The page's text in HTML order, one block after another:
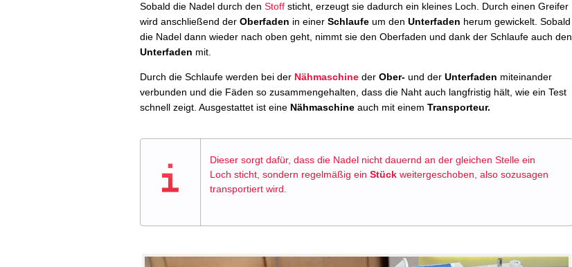
Sobald die Nadel durch den Stoff sticht, erzeugt sie dadurch ein kleines Loch. Durch einen Greifer
wird anschließend der Oberfaden in einer Schlaufe um den Unterfaden herum gewickelt. Sobald
die Nadel dann wieder nach oben geht, nimmt sie den Oberfaden und dank der Schlaufe auch den
Unterfaden mit.
Durch die Schlaufe werden bei der Nähmaschine der Ober- und der Unterfaden miteinander
verbunden und die Fäden so zusammengehalten, dass die Naht auch langfristig hält, wie ein Test
schnell zeigt. Ausgestattet ist eine Nähmaschine auch mit einem Transporteur.
Dieser sorgt dafür, dass die Nadel nicht dauernd an der gleichen Stelle ein
Loch sticht, sondern regelmäßig ein Stück weitergeschoben, also sozusagen
transportiert wird.